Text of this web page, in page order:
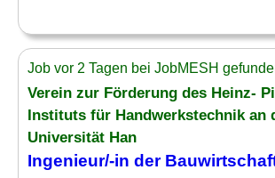
Job vor 2 Tagen bei JobMESH
Verein zur Förderung des Heinz-
Instituts für Handwerkstechnik an
Universität Han
Ingenieur/-in der